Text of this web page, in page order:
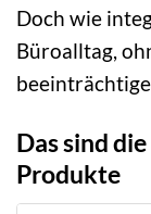
Doch wie
Büroalltag,
Das sind
Produkte